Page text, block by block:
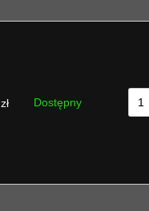
zł Dostępny